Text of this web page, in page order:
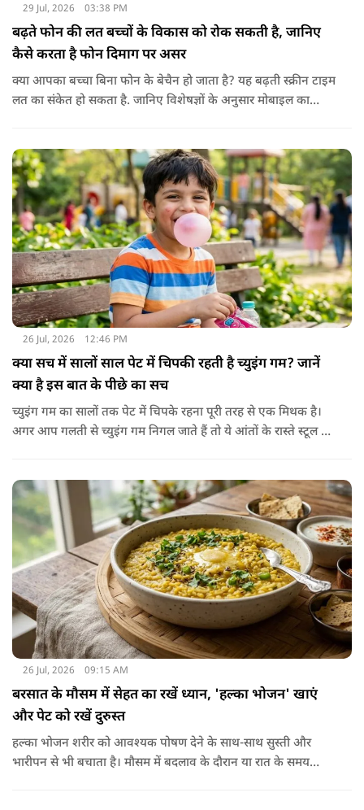
29 Jul, 2026 03:38 PM
बढ़ते फोन की लत बच्चों के विकास को रोक सकती है, जानिए
कैसे करता है फोन दिमाग पर असर
क्या आपका बच्चा बिना फोन के बेचैन हो जाता है? यह बढ़ती स्क्रीन टाइम
लत का संकेत हो सकता है. जानिए विशेषज्ञों के अनुसार मोबाइल का
26 Jul, 2026 12:46 PM
क्या सच में सालों साल पेट में चिपकी रहती है च्युइंग गम? जानें
क्या है इस बात के पीछे का सच
च्युइंग गम का सालों तक पेट में चिपके रहना पूरी तरह से एक मिथक है।
अगर आप गलती से च्युइंग गम निगल जाते हैं तो ये आंतों के रास्ते स्टूल में
नहीं बनाता जो इसे तोड़ सके या पचा सके।
26 Jul, 2026 09:15 AM
बरसात के मौसम में सेहत का रखें ध्यान, 'हल्का भोजन' खाएं
और पेट को रखें दुरुस्त
हल्का भोजन शरीर को आवश्यक पोषण देने के साथ-साथ सुस्ती और
भारीपन से भी बचाता है। मौसम में बदलाव के दौरान या रात के समय